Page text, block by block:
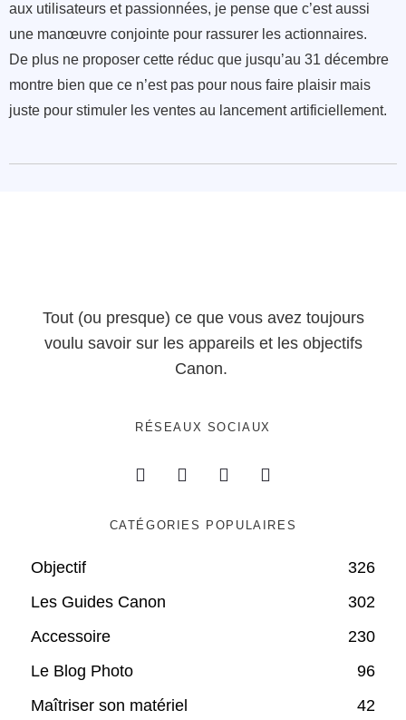
aux utilisateurs et passionnées, je pense que c’est aussi
une manœuvre conjointe pour rassurer les actionnaires.
De plus ne proposer cette réduc que jusqu’au 31 décembre
montre bien que ce n’est pas pour nous faire plaisir mais
juste pour stimuler les ventes au lancement artificiellement.
Tout (ou presque) ce que vous avez toujours
voulu savoir sur les appareils et les objectifs
Canon.
RÉSEAUX SOCIAUX
CATÉGORIES POPULAIRES
Objectif
326
Les Guides Canon
302
Accessoire
230
Le Blog Photo
96
Maîtriser son matériel
42